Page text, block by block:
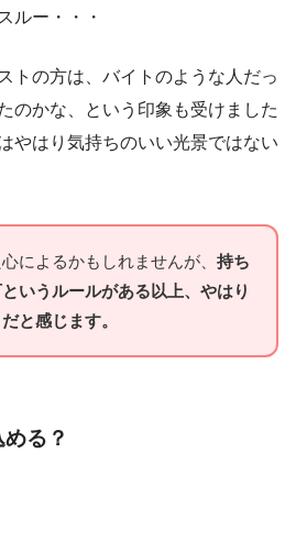
ルー・・・
トの方は、バイトのような人だっ
のかな、という印象も受けました
やはり気持ちのいい光景ではない
によるかもしれませんが、 持ち
いうルールがある以上、やはり
と感じます。
る？